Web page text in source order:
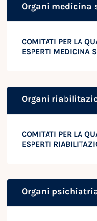
Organi medicina
COMITATI PER LA
ESPERTI MEDICINA
Organi
COMITATI PER LA
ESPERTI
Organi